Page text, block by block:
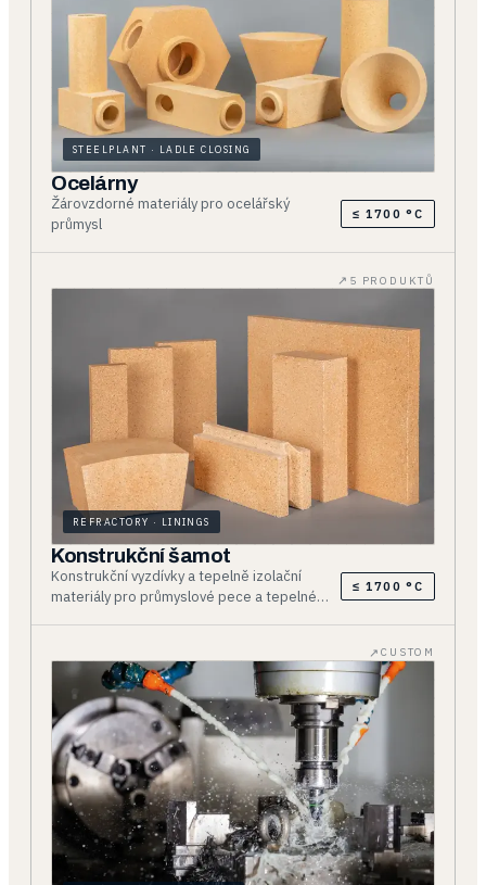
STEELPLANT · LADLE CLOSING
Ocelárny
Žárovzdorné materiály pro ocelářský
průmysl
≤ 1700 °C
5 PRODUKTŮ
REFRACTORY · LININGS
Konstrukční šamot
Konstrukční vyzdívky a tepelně izolační
materiály pro průmyslové pece a tepelné
magnezitu, korundu včetně
kyselinovzdorných materiálů
≤ 1700 °C
CUSTOM